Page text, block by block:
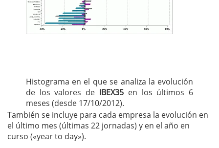
Histograma en el que se analiza la evolución
de los valores de IBEX35 en los últimos 6
meses (desde 17/10/2012).
También se incluye para cada empresa la evolución en
el último mes (últimas 22 jornadas) y en el año en
curso («year to day»).